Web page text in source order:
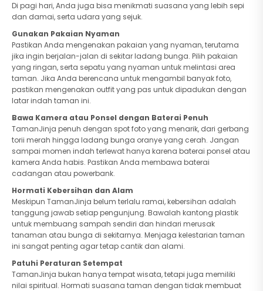
Di pagi hari, Anda juga bisa menikmati suasana yang lebih sepi
dan damai, serta udara yang sejuk.
Gunakan Pakaian Nyaman
Pastikan Anda mengenakan pakaian yang nyaman, terutama
jika ingin berjalan-jalan di sekitar ladang bunga. Pilih pakaian
yang ringan, serta sepatu yang nyaman untuk melintasi area
taman. Jika Anda berencana untuk mengambil banyak foto,
pastikan mengenakan outfit yang pas untuk dipadukan dengan
latar indah taman ini.
Bawa Kamera atau Ponsel dengan Baterai Penuh
TamanJinja penuh dengan spot foto yang menarik, dari gerbang
torii merah hingga ladang bunga oranye yang cerah. Jangan
sampai momen indah terlewat hanya karena baterai ponsel atau
kamera Anda habis. Pastikan Anda membawa baterai
cadangan atau powerbank.
Hormati Kebersihan dan Alam
Meskipun TamanJinja belum terlalu ramai, kebersihan adalah
tanggung jawab setiap pengunjung. Bawalah kantong plastik
untuk membuang sampah sendiri dan hindari merusak
tanaman atau bunga di sekitarnya. Menjaga kelestarian taman
ini sangat penting agar tetap cantik dan alami.
Patuhi Peraturan Setempat
TamanJinja bukan hanya tempat wisata, tetapi juga memiliki
nilai spiritual. Hormati suasana taman dengan tidak membuat